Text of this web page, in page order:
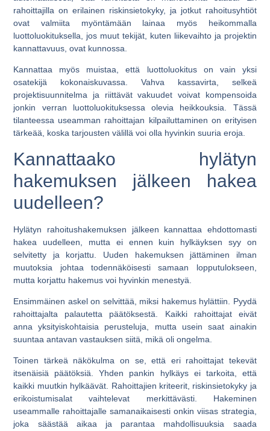
rahoittajilla on erilainen riskinsietokyky, ja jotkut rahoitusyhtiöt
ovat valmiita myöntämään lainaa myös heikommalla
luottoluokituksella, jos muut tekijät, kuten liikevaihto ja projektin
kannattavuus, ovat kunnossa.
Kannattaa myös muistaa, että luottoluokitus on vain yksi
osatekijä kokonaiskuvassa. Vahva kassavirta, selkeä
projektisuunnitelma ja riittävät vakuudet voivat kompensoida
jonkin verran luottoluokituksessa olevia heikkouksia. Tässä
tilanteessa useamman rahoittajan kilpailuttaminen on erityisen
tärkeää, koska tarjousten välillä voi olla hyvinkin suuria eroja.
Kannattaako hylätyn
hakemuksen jälkeen hakea
uudelleen?
Hylätyn rahoitushakemuksen jälkeen kannattaa ehdottomasti
hakea uudelleen, mutta ei ennen kuin hylkäyksen syy on
selvitetty ja korjattu. Uuden hakemuksen jättäminen ilman
muutoksia johtaa todennäköisesti samaan lopputulokseen,
mutta korjattu hakemus voi hyvinkin menestyä.
Ensimmäinen askel on selvittää, miksi hakemus hylättiin. Pyydä
rahoittajalta palautetta päätöksestä. Kaikki rahoittajat eivät
anna yksityiskohtaisia perusteluja, mutta usein saat ainakin
suuntaa antavan vastauksen siitä, mikä oli ongelma.
Toinen tärkeä näkökulma on se, että eri rahoittajat tekevät
itsenäisiä päätöksiä. Yhden pankin hylkäys ei tarkoita, että
kaikki muutkin hylkäävät. Rahoittajien kriteerit, riskinsietokyky ja
erikoistumisalat vaihtelevat merkittävästi. Hakeminen
useammalle rahoittajalle samanaikaisesti onkin viisas strategia,
joka säästää aikaa ja parantaa mahdollisuuksia saada